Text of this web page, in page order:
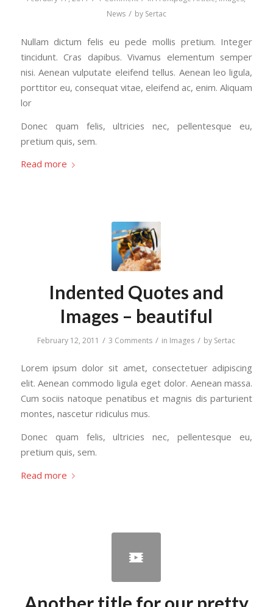
News / by Sertac
Nullam dictum felis eu pede mollis pretium. Integer
tincidunt. Cras dapibus. Vivamus elementum semper
nisi. Aenean vulputate eleifend tellus. Aenean leo ligula,
porttitor eu, consequat vitae, eleifend ac, enim. Aliquam
lor
Donec quam felis, ultricies nec, pellentesque eu,
pretium quis, sem.
Read more
Indented Quotes and
Images – beautiful
February 12, 2011 / 3 Comments / in Images / by Sertac
Lorem ipsum dolor sit amet, consectetuer adipiscing
elit. Aenean commodo ligula eget dolor. Aenean massa.
Cum sociis natoque penatibus et magnis dis parturient
montes, nascetur ridiculus mus.
Donec quam felis, ultricies nec, pellentesque eu,
pretium quis, sem.
Read more